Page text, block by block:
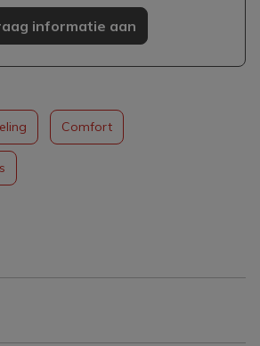
informatie aan
Comfort